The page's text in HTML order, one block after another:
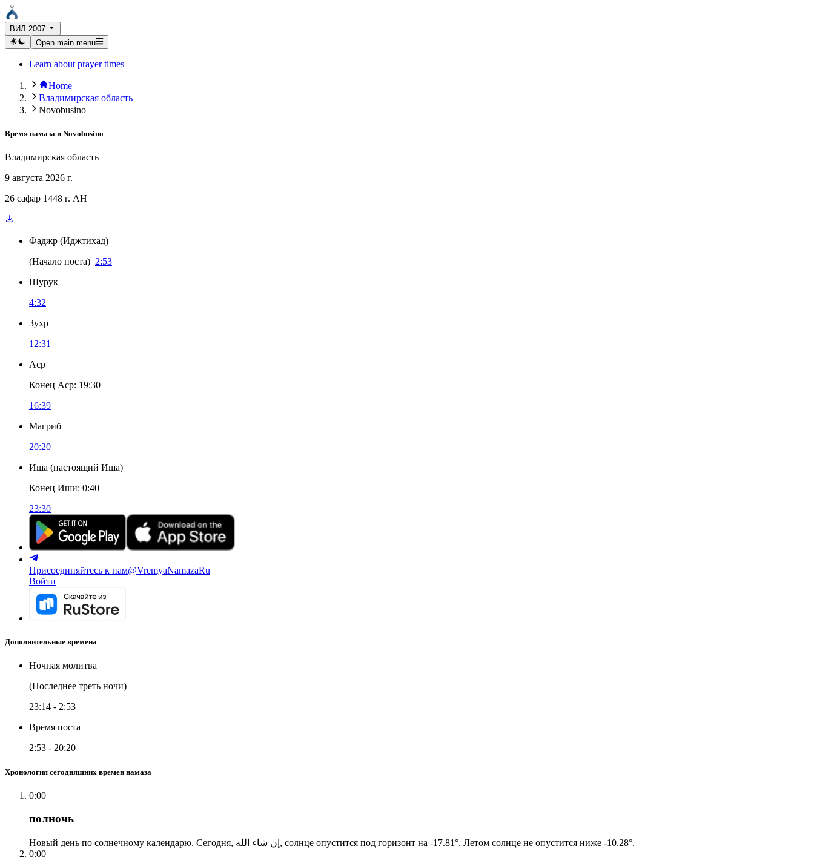
ВИЛ 2007
Open main menu
Learn about prayer times
Home
Владимирская область
Novobusino
Время намаза в Novobusino
Владимирская область
9 августа 2026 г.
26 сафар 1448 г. AH
Фаджр (Иджтихад)
(Начало поста) 2:53
Шурук
4:32
Зухр
12:31
Аср
Конец Аср: 19:30
16:39
Магриб
20:20
Иша (настоящий Иша)
Конец Иши: 0:40
23:30
Присоединяйтесь к нам@VremyaNamazaRu
Войти
Дополнительные времена
Ночная молитва
(Последнее треть ночи)
23:14 - 2:53
Время поста
2:53 - 20:20
Хронология сегодняшних времен намаза
0:00
полночь
Новый день по солнечному календарю. Сегодня, إن شاء الله, солнце опустится под горизонт на -17.81°. Летом солнце не опустится ниже -10.28°.
0:00